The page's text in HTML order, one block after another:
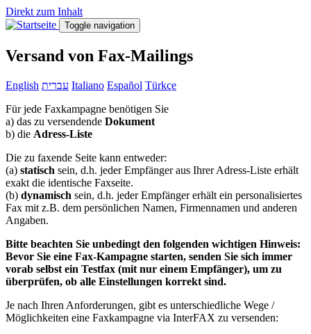
Direkt zum Inhalt
Toggle navigation
Versand von Fax-Mailings
English עברית Italiano Español Türkçe
Für jede Faxkampagne benötigen Sie
a) das zu versendende Dokument
b) die Adress-Liste
Die zu faxende Seite kann entweder:
(a) statisch sein, d.h. jeder Empfänger aus Ihrer Adress-Liste erhält
exakt die identische Faxseite.
(b) dynamisch sein, d.h. jeder Empfänger erhält ein personalisiertes
Fax mit z.B. dem persönlichen Namen, Firmennamen und anderen
Angaben.
Bitte beachten Sie unbedingt den folgenden wichtigen Hinweis:
Bevor Sie eine Fax-Kampagne starten, senden Sie sich immer
vorab selbst ein Testfax (mit nur einem Empfänger), um zu
überprüfen, ob alle Einstellungen korrekt sind.
Je nach Ihren Anforderungen, gibt es unterschiedliche Wege /
Möglichkeiten eine Faxkampagne via InterFAX zu versenden: